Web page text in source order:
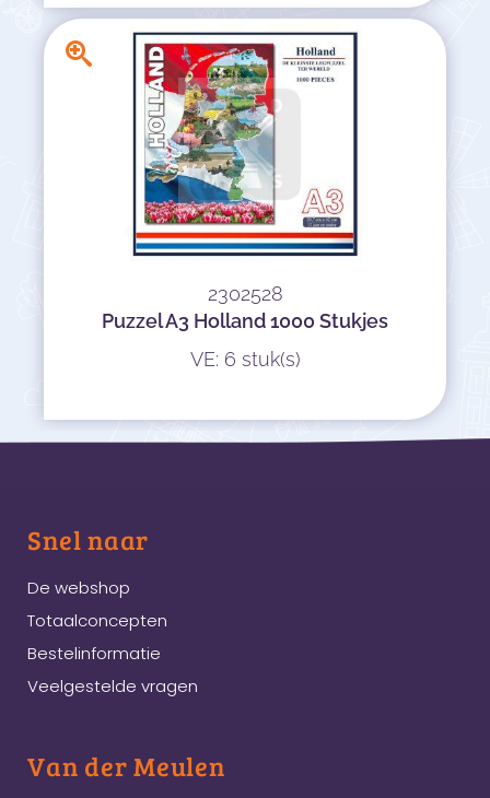
2302528
Puzzel A3 Holland 1000 Stukjes
VE: 6 stuk(s)
Snel naar
De webshop
Totaalconcepten
Bestelinformatie
Veelgestelde vragen
Van der Meulen